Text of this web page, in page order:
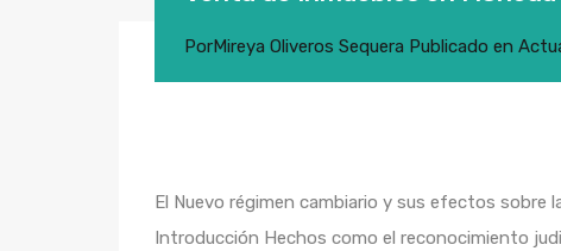
PorMireya Oliveros Sequera Publicado en
El Nuevo régimen cambiario y sus efectos
Introducción Hechos como el reconocimiento